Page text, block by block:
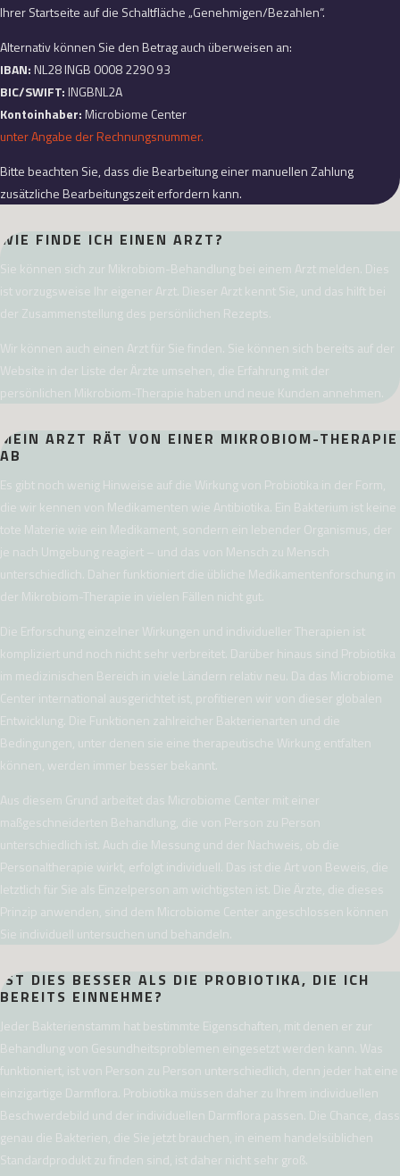
Ihrer Startseite auf die Schaltfläche „Genehmigen/Bezahlen“.
Alternativ können Sie den Betrag auch überweisen an:
IBAN:NL28 INGB 0008 2290 93
BIC/SWIFT:INGBNL2A
Kontoinhaber:Microbiome Center
unter Angabe der Rechnungsnummer.
Bitte beachten Sie, dass die Bearbeitung einer manuellen Zahlung
zusätzliche Bearbeitungszeit erfordern kann.
WIE FINDE ICH EINEN ARZT?
Sie können sich zur Mikrobiom-Behandlung bei einem Arzt melden. Dies
ist vorzugsweise Ihr eigener Arzt. Dieser Arzt kennt Sie, und das hilft bei
der Zusammenstellung des persönlichen Rezepts.
Wir können auch einen Arzt für Sie finden. Sie können sich bereits auf der
Website in der Liste der Ärzte umsehen, die Erfahrung mit der
persönlichen Mikrobiom-Therapie haben und neue Kunden annehmen.
MEIN ARZT RÄT VON EINER MIKROBIOM-THERAPIE
AB
Es gibt noch wenig Hinweise auf die Wirkung von Probiotika in der Form,
die wir kennen von Medikamenten wie Antibiotika. Ein Bakterium ist keine
tote Materie wie ein Medikament, sondern ein lebender Organismus, der
je nach Umgebung reagiert – und das von Mensch zu Mensch
unterschiedlich. Daher funktioniert die übliche Medikamentenforschung in
der Mikrobiom-Therapie in vielen Fällen nicht gut.
Die Erforschung einzelner Wirkungen und individueller Therapien ist
kompliziert und noch nicht sehr verbreitet. Darüber hinaus sind Probiotika
im medizinischen Bereich in viele Ländern relativ neu. Da das Microbiome
Center international ausgerichtet ist, profitieren wir von dieser globalen
Entwicklung. Die Funktionen zahlreicher Bakterienarten und die
Bedingungen, unter denen sie eine therapeutische Wirkung entfalten
können, werden immer besser bekannt.
Aus diesem Grund arbeitet das Microbiome Center mit einer
maßgeschneiderten Behandlung, die von Person zu Person
unterschiedlich ist. Auch die Messung und der Nachweis, ob die
Personaltherapie wirkt, erfolgt individuell. Das ist die Art von Beweis, die
letztlich für Sie als Einzelperson am wichtigsten ist. Die Ärzte, die dieses
Prinzip anwenden, sind dem Microbiome Center angeschlossen können
Sie individuell untersuchen und behandeln.
IST DIES BESSER ALS DIE PROBIOTIKA, DIE ICH
BEREITS EINNEHME?
Jeder Bakterienstamm hat bestimmte Eigenschaften, mit denen er zur
Behandlung von Gesundheitsproblemen eingesetzt werden kann. Was
funktioniert, ist von Person zu Person unterschiedlich, denn jeder hat eine
einzigartige Darmflora. Probiotika müssen daher zu Ihrem individuellen
Beschwerdebild und der individuellen Darmflora passen. Die Chance, dass
genau die Bakterien, die Sie jetzt brauchen, in einem handelsüblichen
Standardprodukt zu finden sind, ist daher nicht sehr groß.